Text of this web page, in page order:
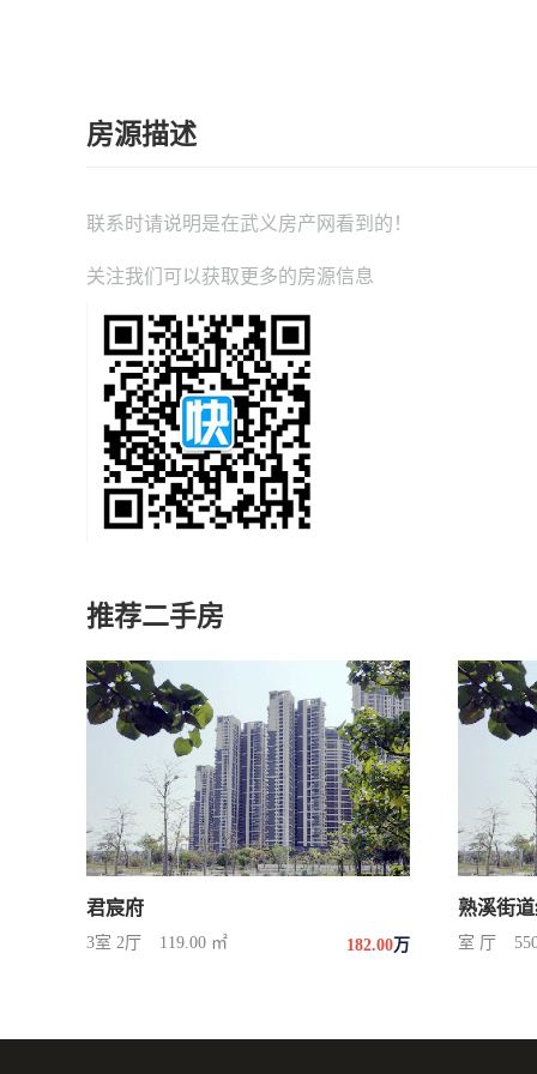
房源描述
联系时请说明是在武义房产网 看到的！
关注我们可以获取更多的房源信息
推荐二手房
君宸府
3室 2厅 119.00 ㎡ 182.00万
熟溪街
室 厅